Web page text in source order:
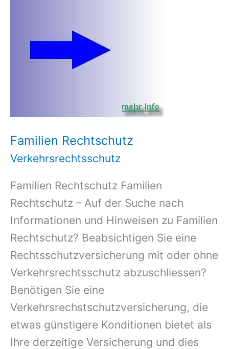
Familien Rechtschutz
Verkehrsrechtsschutz
Familien Rechtschutz Familien
Rechtschutz – Auf der Suche nach
Informationen und Hinweisen zu Familien
Rechtschutz? Beabsichtigen Sie eine
Rechtsschutzversicherung mit oder ohne
Verkehrsrechtsschutz abzuschliessen?
Benötigen Sie eine
Verkehrsrechstschutzversicherung, die
etwas günstigere Konditionen bietet als
Ihre derzeitige Versicherung und dies